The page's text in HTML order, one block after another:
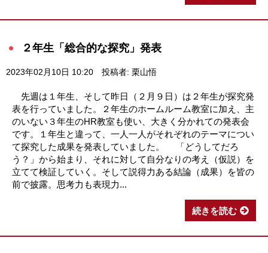
２年生「総合的な探究」発表
2023年02月10日 10:20 投稿者: 栗山悟
先週は１年生、そして昨日（２月９日）は２年生が探究発
表を行っていました。２年生のホームルーム教室に加え、主
のいない３年生のHR教室も使い、大きく分かれての発表会
です。１年生と違って、一人一人がそれぞれのテーマについ
て探究した成果を発表していました。 「どうしてだろ
う？」から始まり、それに対して自分なりの考え（仮説）を
立てて検証していく。そして説得力ある結論（成果）を皆の
前で披露。思考力も表現力...
続きを読む